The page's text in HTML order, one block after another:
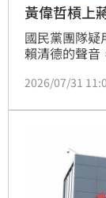
黃偉哲槓上
國民黨團隊疑
賴清德的聲音
協助製作宣傳
記者會表示，
力挺深偽AI
是故意說假
萬安不要作為
2026/07/31